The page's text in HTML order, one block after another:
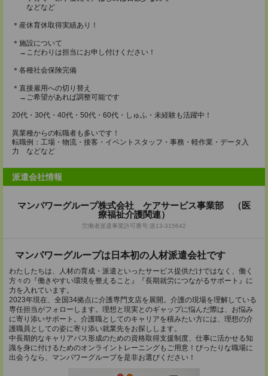
などなど
＊産休育休取得実績あり！
＊施設について
→こだわりは担当にお申し付けください！
＊各種社会保険完備
＊直接雇用への切り替え
→ご希望があれば調整可能です
20代・30代・40代・50代・60代・しゅふ・未経験も活躍中！
異業種からの転職者も多いです！
転職例：工場・物流・接客・イベントスタッフ・事務・軽作業・データ入
力 などなど
派遣会社情報
マンパワーグループ株式会社 ケアサービス事業部 （医
療福祉介護関連）
労働者派遣事業許可番号:派13-315642
マンパワーグループは日本初の人材派遣会社です
わたしたちは、人材の育成・派遣といったサービス提供だけではなく、働く
方々の『働きやすい環境を整えること』『長期就労につながるサポート』に
力を入れています。
2023年現在、全国34拠点に介護専門支店を展開。介護の現場を理解している
専任担当がフォローします。理想と現実とのギャップに悩んだ際は、お悩み
に寄り添いサポート。介護職としてのキャリアを積みたい方には、理想の介
護職員としての姿に寄り添い就業先をお探しします。
中長期的なキャリアパス形成のための資格取得支援制度、仕事に活かせる知
識を身に付けるためのオンライントレーニングもご用意！ぴったりな職場に
出会うなら、マンパワーグループを是非お選びください！